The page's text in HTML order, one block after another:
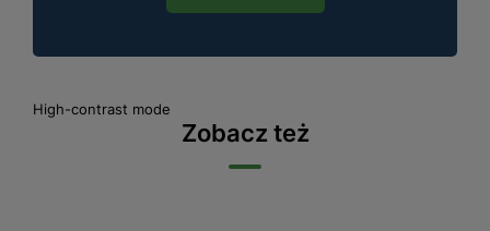
High-contrast mode
Zobacz też